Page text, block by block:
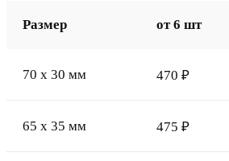
Размер от 6 шт
70 x 30 мм 470 ₽
65 x 35 мм 475 ₽